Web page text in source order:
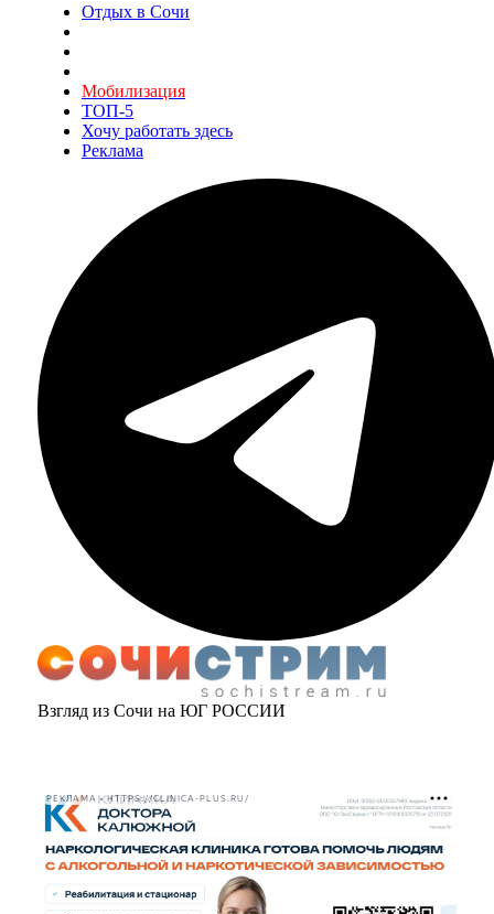
Отдых в Сочи
Мобилизация
ТОП-5
Хочу работать здесь
Реклама
Взгляд из Сочи на ЮГ РОССИИ
РЕКЛАМА • HTTPS://CLINICA-PLUS.RU/